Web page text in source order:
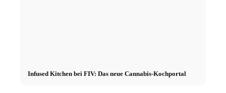
Infused Kitchen bei FIV: Das neue Cannabis-Kochportal